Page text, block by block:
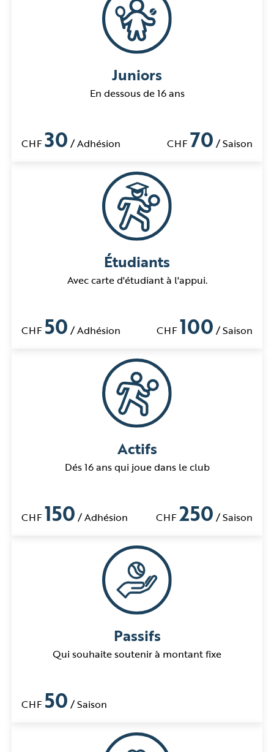
Juniors
En dessous de 16 ans
CHF30 / Adhésion CHF70 / Saison
Étudiants
Avec carte d'étudiant à l'appui.
CHF 50 / Adhésion CHF100 / Saison
Actifs
Dés 16 ans qui joue dans le club
CHF150 / Adhésion CHF250 / Saison
Passifs
Qui souhaite soutenir à montant fixe
CHF 50 / Saison